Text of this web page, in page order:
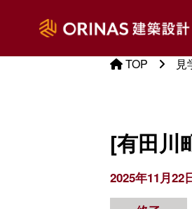
TOP 見
[有田川
2025年11月22